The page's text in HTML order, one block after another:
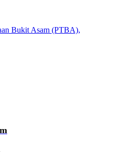
Bukit Asam (PTBA),